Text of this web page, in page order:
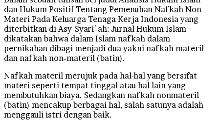
dan Hukum Positif Tentang Pemenuhan Nafkah Non
Materi Pada Keluarga Tenaga Kerja Indonesia yang
diterbitkan di Asy-Syari`ah: Jurnal Hukum Islam
dikatakan bahwa dalam Islam nafkah dalam
pernikahan dibagi menjadi dua yakni nafkah materil
dan nafkah non-materil (batin).
Nafkah materil merujuk pada hal-hal yang bersifat
materi seperti tempat tinggal atau hal lain yang
membutuhkan biaya. Sedangkan nafkah nonmateril
(batin) mencakup berbagai hal, salah satunya adalah
menggauli istri dengan baik.